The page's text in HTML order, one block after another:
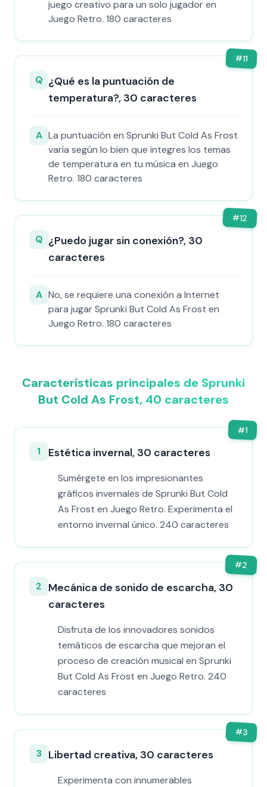
juego creativo para un solo jugador en
Juego Retro. 180 caracteres
#11
Q ¿Qué es la puntuación de
temperatura?, 30 caracteres
A La puntuación en Sprunki But Cold As Frost
varía según lo bien que integres los temas
de temperatura en tu música en Juego
Retro. 180 caracteres
#12
Q ¿Puedo jugar sin conexión?, 30
caracteres
A No, se requiere una conexión a Internet
para jugar Sprunki But Cold As Frost en
Juego Retro. 180 caracteres
Características principales de Sprunki
But Cold As Frost, 40 caracteres
#1
1 Estética invernal, 30 caracteres
Sumérgete en los impresionantes
gráficos invernales de Sprunki But Cold
As Frost en Juego Retro. Experimenta el
entorno invernal único. 240 caracteres
#2
2
Mecánica de sonido de escarcha, 30
caracteres
Disfruta de los innovadores sonidos
temáticos de escarcha que mejoran el
proceso de creación musical en Sprunki
But Cold As Frost en Juego Retro. 240
caracteres
#3
3 Libertad creativa, 30 caracteres
Experimenta con innumerables